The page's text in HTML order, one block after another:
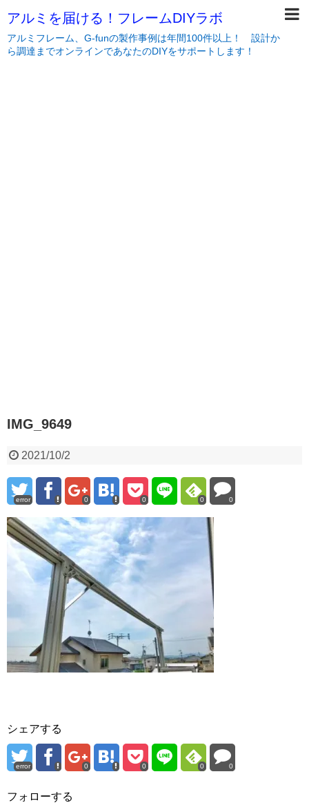
アルミを届ける！フレームDIYラボ
アルミフレーム、G-funの製作事例は年間100件以上！ 設計か
ら調達までオンラインであなたのDIYをサポートします！
IMG_9649
2021/10/2
error 0 0 0 0
シェアする
error 0 0 0 0
フォローする